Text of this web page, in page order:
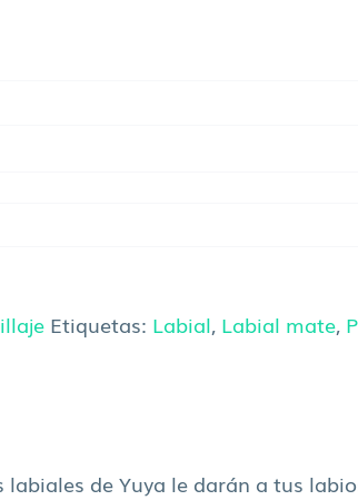
Etiquetas: Labial, Labial mate,
de Yuya le darán a tus